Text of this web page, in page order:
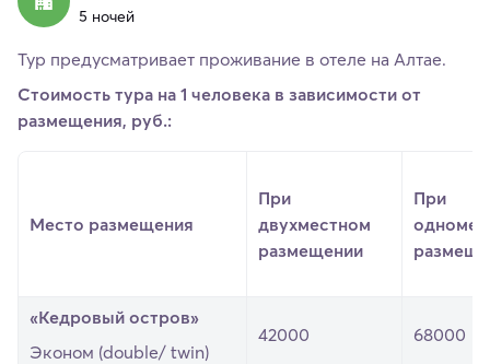
5 ночей
Тур предусматривает проживание в отеле на Алтае.
Стоимость тура на 1 человека в зависимости от
размещения, руб.:
Место размещения
При
двухместном
размещении
При
«Кедровый остров»
Эконом (double/ twin)
42000 68000